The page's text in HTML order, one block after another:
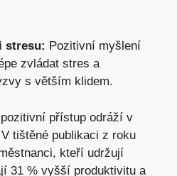
stresu: Pozitivní myšlení
zvládat stres a
s větším klidem.
přístup odráží v
tištěné publikaci z roku
kteří udržují
31 % vyšší produktivitu a